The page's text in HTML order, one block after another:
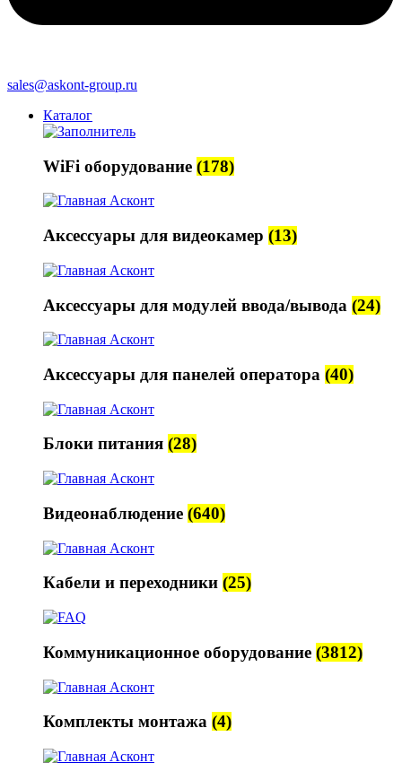
sales@askont-group.ru
Каталог
WiFi оборудование (178)
Аксессуары для видеокамер (13)
Аксессуары для модулей ввода/вывода (24)
Аксессуары для панелей оператора (40)
Блоки питания (28)
Видеонаблюдение (640)
Кабели и переходники (25)
Коммуникационное оборудование (3812)
Комплекты монтажа (4)